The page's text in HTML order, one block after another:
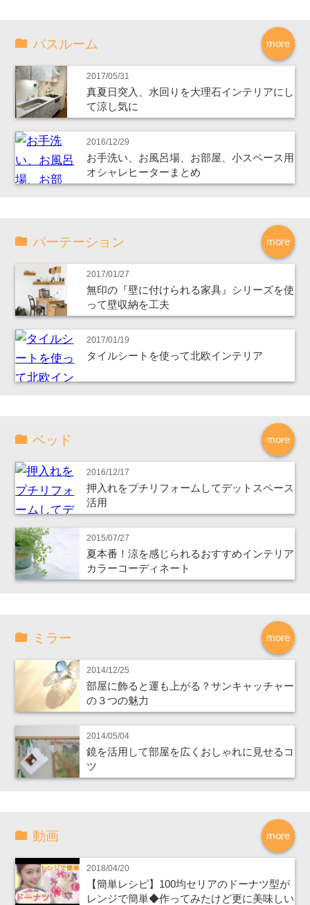
more
バスルーム
2017/05/31
真夏日突入、水回りを大理石インテリアにし
て涼し気に
2016/12/29
お手洗い、お風呂場、お部屋、小スペース用
オシャレヒーターまとめ
more
パーテーション
2017/01/27
無印の『壁に付けられる家具』シリーズを使
って壁収納を工夫
2017/01/19
タイルシートを使って北欧インテリア
more
ベッド
2016/12/17
押入れをプチリフォームしてデットスペース
活用
2015/07/27
夏本番！涼を感じられるおすすめインテリア
カラーコーディネート
more
ミラー
2014/12/25
部屋に飾ると運も上がる？サンキャッチャー
の３つの魅力
2014/05/04
鏡を活用して部屋を広くおしゃれに見せるコ
ツ
more
動画
2018/04/20
【簡単レシピ】100均セリアのドーナツ型が
レンジで簡単◆作ってみたけど更に美味しい